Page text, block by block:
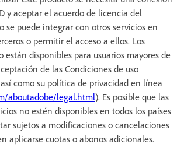
y aceptar el acuerdo de licencia del
se puede integrar con otros servicios en
o permitir el acceso a ellos. Los
están disponibles para usuarios mayores de
de las Condiciones de uso
como su política de privacidad en línea
aboutadobe/legal.html). Es posible que las
no estén disponibles en todos los países
sujetos a modificaciones o cancelaciones
aplicarse cuotas o abonos adicionales.